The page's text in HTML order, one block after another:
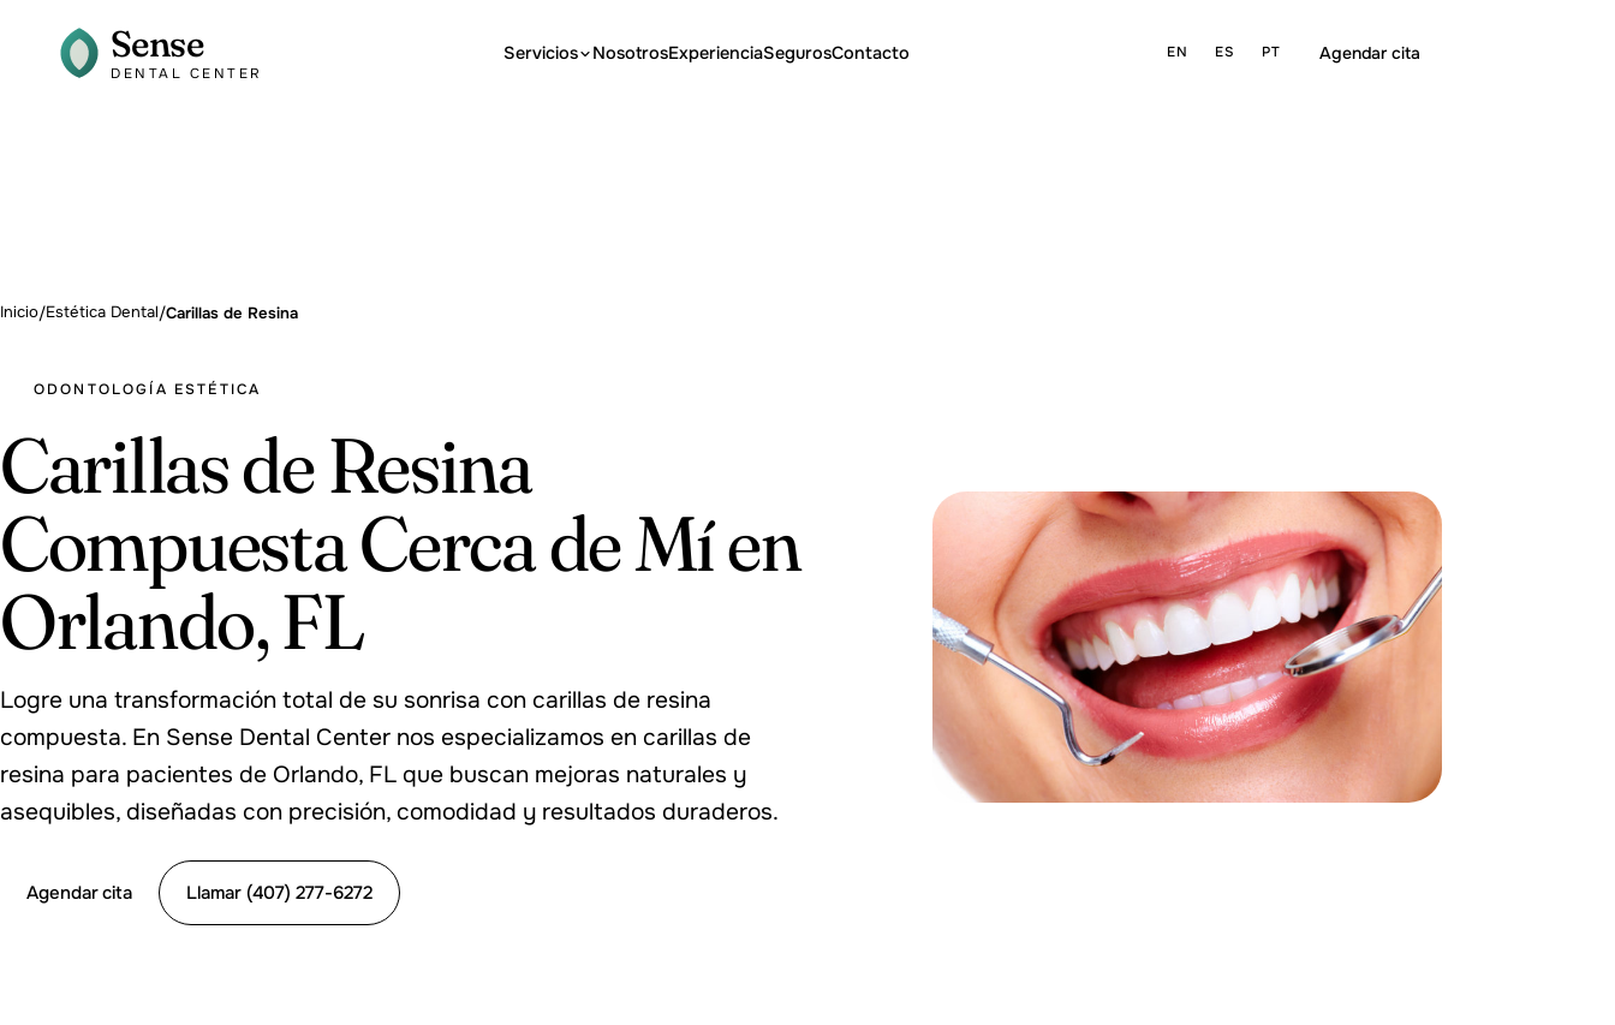
Sense
DENTAL CENTER
Servicios NosotrosExperienciaSegurosContacto EN ES PT Agendar cita
Inicio/Estética Dental/Carillas de Resina
ODONTOLOGÍA ESTÉTICA
Carillas de Resina
Compuesta Cerca de Mí en
Orlando, FL
Logre una transformación total de su sonrisa con carillas de resina
compuesta. En Sense Dental Center nos especializamos en carillas de
resina para pacientes de Orlando, FL que buscan mejoras naturales y
asequibles, diseñadas con precisión, comodidad y resultados duraderos.
Agendar cita Llamar (407) 277-6272